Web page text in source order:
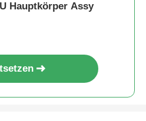
Hauptkörper Assy